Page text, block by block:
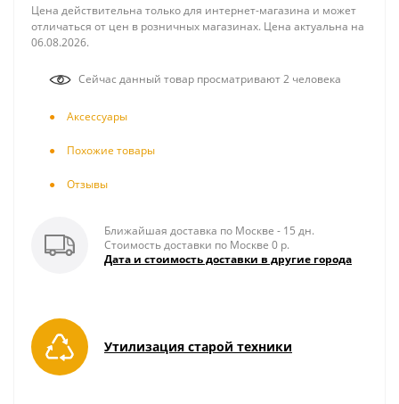
Цена действительна только для интернет-магазина и может
отличаться от цен в розничных магазинах. Цена актуальна на
06.08.2026.
Сейчас данный товар просматривают 2 человека
Аксесcуары
Похожие товары
Отзывы
Ближайшая доставка по Москве - 15 дн.
Стоимость доставки по Москве 0 р.
Дата и стоимость доставки в другие города
Утилизация старой техники